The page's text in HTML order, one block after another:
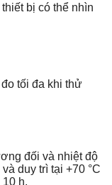
bị có thể nhìn
tối đa khi thử
đối và nhiệt độ
duy trì tại +70 °C
h.